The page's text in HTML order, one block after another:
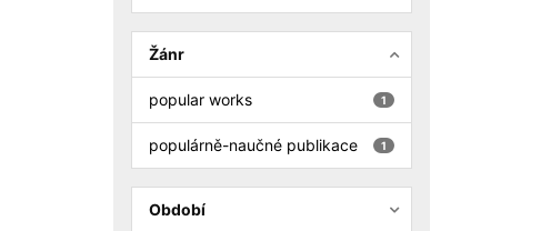
Žánr
1
popular works
1
populárně-naučné publikace
Období